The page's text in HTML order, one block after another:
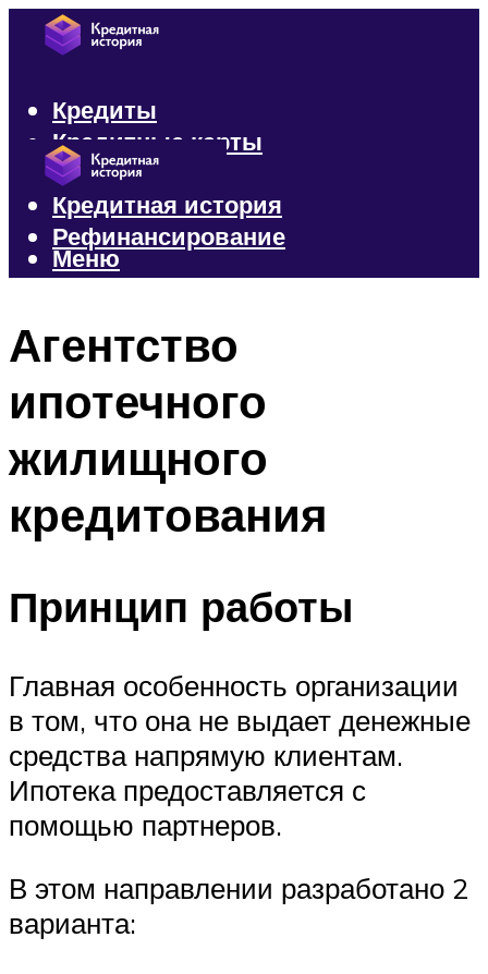
Кредиты
Кредитные карты
Микрозаймы
Кредитная история
Рефинансирование
Меню
Агентство
ипотечного
жилищного
кредитования
Принцип работы
Главная особенность организации
в том, что она не выдает денежные
средства напрямую клиентам.
Ипотека предоставляется с
помощью партнеров.
В этом направлении разработано 2
варианта: